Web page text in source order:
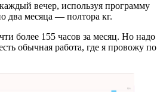
вечер, используя программу
два месяца — полтора кг.
более 155 часов за месяц. Но надо
обычная работа, где я провожу по